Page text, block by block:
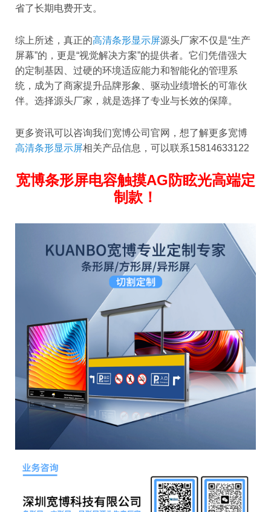
省了长期电费开支。
综上所述，真正的高清条形显示屏源头厂家不仅是“生产
屏幕”的，更是“视觉解决方案”的提供者。它们凭借强大
的定制基因、过硬的环境适应能力和智能化的管理系
统，成为了商家提升品牌形象、驱动业绩增长的可靠伙
伴。选择源头厂家，就是选择了专业与长效的保障。
更多资讯可以咨询我们宽博公司官网，想了解更多宽博
高清条形显示屏相关产品信息，可以联系15814633122
宽博条形屏电容触摸AG防眩光高端定
制款！